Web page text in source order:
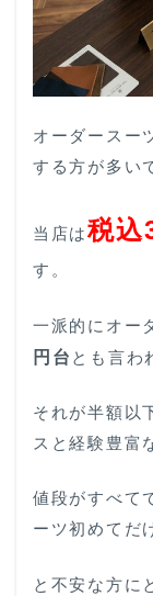
オーダースー
する方が多い
当店は税込
す。
一派的にオー
円台 とも言わ
それが半額以
スと経験豊富
値段がすべて
ーツ初めてだ
と不安な方に